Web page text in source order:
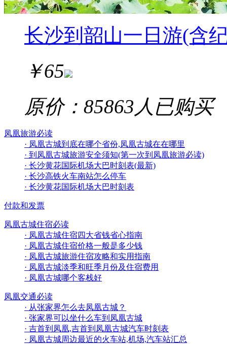
长沙到韶山一日游(含
￥65
原价：85863 人已购买
凤凰旅游必读
· 凤凰古城到底在哪个省份,凤凰古城在在哪里
· 到凤凰古城旅游安全须知(第一次到凤凰旅游必读)
· 长沙黄花国际机场大巴时刻表(最新)
· 长沙高铁火车南站怎么停车
· 长沙黄花国际机场大巴时刻表
付款和发票
凤凰古城住宿必读
· 凤凰古城住宿四大省钱省心指南
· 凤凰古城住宿价格一般是多少钱
· 凤凰古城旅游住宿攻略和实用指南
· 凤凰古城淡季和旺季月份及住宿费用
· 凤凰古城哪个客栈好
凤凰交通必读
· 从张家界怎么去凤凰古城？
· 张家界可以坐什么车到凤凰古城
· 吉首到凤凰,吉首到凤凰古城汽车时刻表
· 凤凰古城周边最近的火车站,机场,汽车站汇总